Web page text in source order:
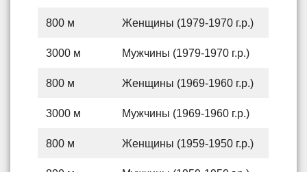
800 м Женщины (1979-1970 г.р.)
3000 м Мужчины (1979-1970 г.р.)
800 м Женщины (1969-1960 г.р.)
3000 м Мужчины (1969-1960 г.р.)
800 м Женщины (1959-1950 г.р.)